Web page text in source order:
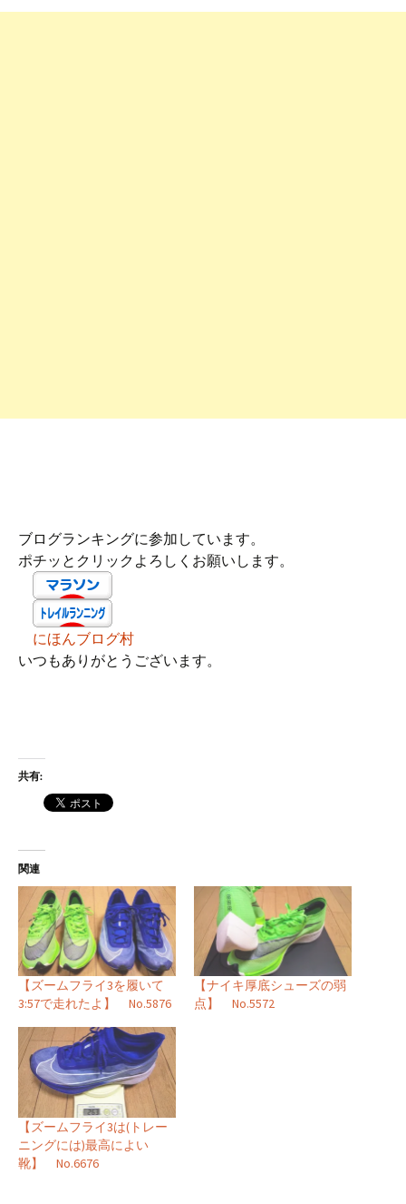
ブログランキングに参加しています。
ポチッとクリックよろしくお願いします。
にほんブログ村
いつもありがとうございます。
共有:
関連
【ズームフライ3を履いて
3:57で走れたよ】 No.5876
【ナイキ厚底シューズの弱
点】 No.5572
【ズームフライ3は(トレー
ニングには)最高によい
靴】 No.6676